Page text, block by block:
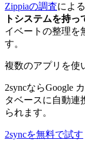
Zippiaの調査による
トシステムを持っ
イベートの整理を
す。
複数のアプリを使
2syncならGoogle
タベースに自動連
られます。
2syncを無料で試す